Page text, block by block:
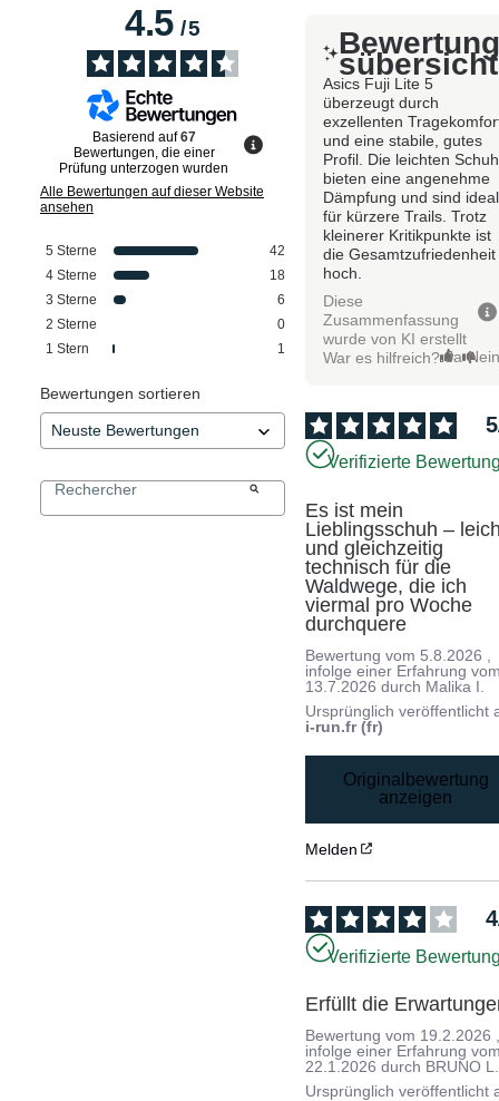
4.5/5
Basierend auf67
Bewertungen, die einer
Prüfung unterzogen wurden
Alle Bewertungen auf dieser Website
ansehen
5 Sterne
42
4 Sterne
18
3 Sterne
6
2 Sterne
0
1 Stern 1
Bewertungen sortieren
sübersicht
Asics Fuji Lite 5
überzeugt durch
exzellenten
und eine stabile, gutes
Profil. Die leichten
bieten eine angenehme
Dämpfung und sind ideal
für kürzere Trails. Trotz
kleinerer Kritikpunkte ist
die Gesamtzufriedenheit
hoch.
Diese
Zusammenfassung
wurde von KI erstellt
War es hilfreich? Ja
5
Verifizierte
Es ist mein
Lieblingsschuh –
und gleichzeitig
technisch für die
Waldwege, die ich
viermal pro Woche
durchquere
Bewertung vom 5.8.2026
infolge einer Erfahrung
13.7.2026 durch Malika I.
Ursprünglich veröffentlicht
i-run.fr (fr)
Originalbewertung
anzeigen
Melden
4
Verifizierte
Erfüllt die
Bewertung vom 19.2.2026
infolge einer Erfahrung
22.1.2026 durch BRUNO L.
Ursprünglich veröffentlicht